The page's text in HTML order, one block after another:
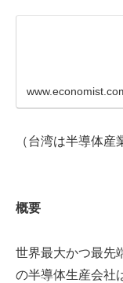
（台湾は半導体産
概要
世界最大かつ最先
の半導体生産会社